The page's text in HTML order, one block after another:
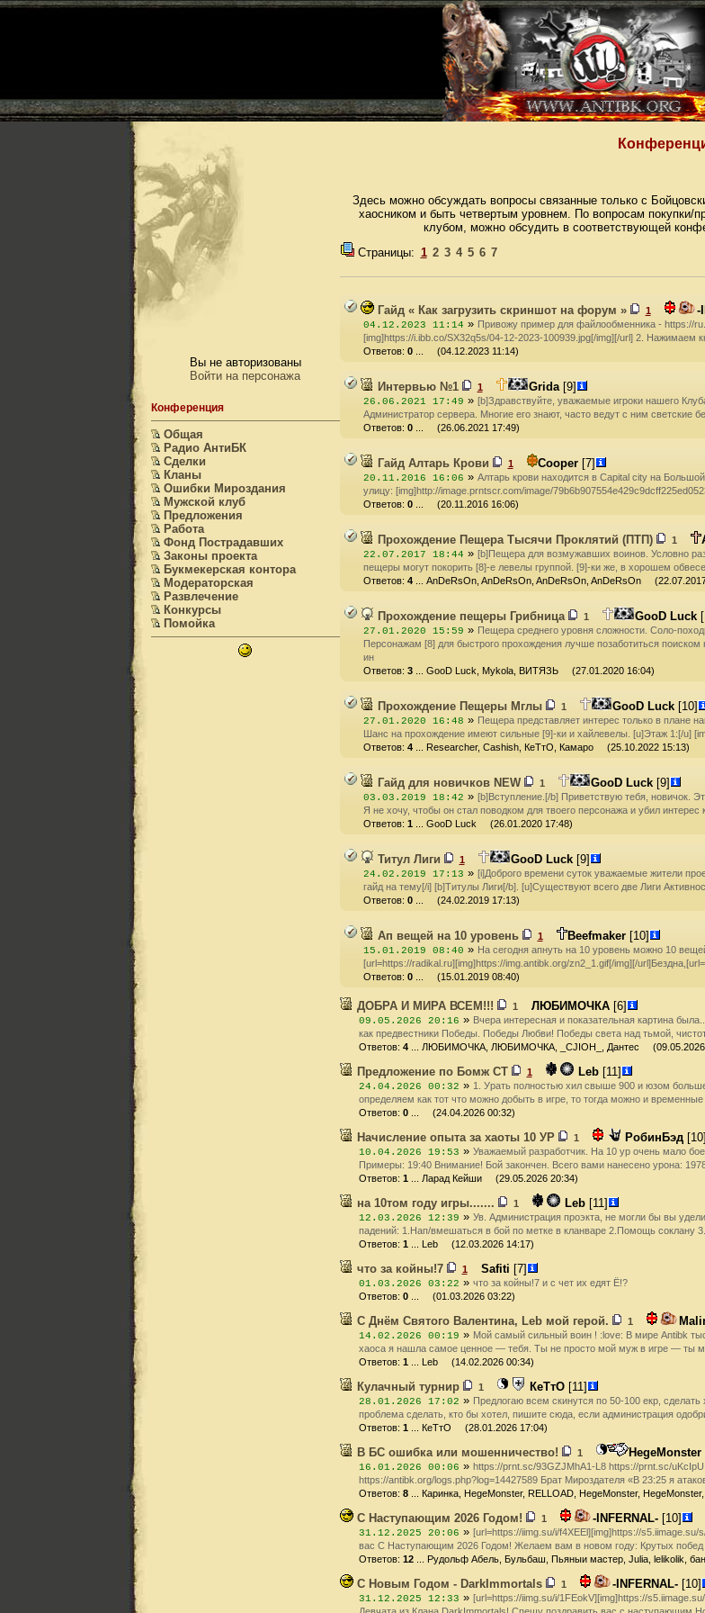
Вы не авторизованы
Войти на персонажа
Конференция
Общая
Радио АнтиБК
Сделки
Кланы
Ошибки Мироздания
Мужской клуб
Предложения
Работа
Фонд Пострадавших
Законы проекта
Букмекерская контора
Модераторская
Развлечение
Конкурсы
Помойка
Здесь можно обсуждать вопросы связанные только с
хаосником и быть четвертым уровнем. По вопросам
клубом, можно обсудить в соответствующей
Страницы: 1 2 3 4 5 6 7
Гайд « Как загрузить скриншот на форум » 1 -
04.12.2023 11:14 » Привожу пример для файлообменника - https://
[img]https://i.ibb.co/SX32q5s/04-12-2023-100939.jpg[/img][/url] 2. Нажимаем
Ответов: 0... (04.12.2023 11:14)
Интервью №1 1 Grida[9]
26.06.2021 17:49 » [b]Здравствуйте, уважаемые игроки нашего
Администратор сервера. Многие его знают, часто ведут с ним
Ответов: 0... (26.06.2021 17:49)
Гайд Алтарь Крови 1 Cooper[7]
20.11.2016 16:06 » Алтарь крови находится в Capital city на
улицу: [img]http://image.prntscr.com/image/
Ответов: 0... (20.11.2016 16:06)
Прохождение Пещера Тысячи Проклятий (ПТП) 1
22.07.2017 18:44 » [b]Пещера для возмужавших воинов. Условно
пещеры могут покорить [8]-е левелы группой. [9]-ки же, в хорошем
Ответов: 4... AnDeRsOn, AnDeRsOn, AnDeRsOn, AnDeRsOn
Прохождение пещеры Грибница 1 GooD Luck
27.01.2020 15:59 » Пещера среднего уровня сложности. Соло-
Персонажам [8] для быстрого прохождения лучше позаботиться
ин
Ответов: 3... GooD Luck, Mykola, ВИТЯЗЬ (27.01.2020 16:04)
Прохождение Пещеры Мглы 1 GooD Luck[10]
27.01.2020 16:48 » Пещера представляет интерес только в плане
Шанс на прохождение имеют сильные [9]-ки и хайлевелы. [u]Этаж 1:[/u]
Ответов: 4... Researcher, Cashish, КеТтО, Камаро (25.10.2022 15:13)
Гайд для новичков NEW 1 GooD Luck[9]
03.03.2019 18:42 » [b]Вступление.[/b] Приветствую тебя, новичок.
Я не хочу, чтобы он стал поводком для твоего персонажа и убил
Ответов: 1... GooD Luck (26.01.2020 17:48)
Титул Лиги 1 GooD Luck[9]
24.02.2019 17:13 » [i]Доброго времени суток уважаемые жители
гайд на тему[/i] [b]Титулы Лиги[/b]. [u]Существуют всего две Лиги
Ответов: 0... (24.02.2019 17:13)
Ап вещей на 10 уровень 1 Beefmaker[10]
15.01.2019 08:40 » На сегодня апнуть на 10 уровень можно 10
[url=https://radikal.ru][img]https://img.antibk.org/zn2_1.gif[/img][/
Ответов: 0... (15.01.2019 08:40)
ДОБРА И МИРА ВСЕМ!!! 1 ЛЮБИМОЧКА[6]
09.05.2026 20:16 » Вчера интересная и показательная картина
как предвестники Победы. Победы Любви! Победы света над тьмой,
Ответов: 4... ЛЮБИМОЧКА, ЛЮБИМОЧКА, _CJIOH_, Дантес (09.05.2026
Предложение по Бомж СТ 1 Leb[11]
24.04.2026 00:32 » 1. Урать полностью хил свыше 900 и юзом
определяем как тот что можно добыть в игре, то тогда можно и
Ответов: 0... (24.04.2026 00:32)
Начисление опыта за хаоты 10 УР 1 РобинБэд[10]
10.04.2026 19:53 » Уважаемый разработчик. На 10 ур очень мало
Примеры: 19:40 Внимание! Бой закончен. Всего вами нанесено урона:
Ответов: 1... Ларад Кейши (29.05.2026 20:34)
на 10том году игры....... 1 Leb[11]
12.03.2026 12:39 » Ув. Администрация проэкта, не могли бы вы
падений: 1.Нап/вмешаться в бой по метке в кланваре 2.Помощь соклану
Ответов: 1... Leb (12.03.2026 14:17)
что за койны!7 1 Safiti [7]
01.03.2026 03:22 » что за койны!7 и с чет их едят Ё!?
Ответов: 0... (01.03.2026 03:22)
С Днём Святого Валентина, Leb мой герой. 1
14.02.2026 00:19 » Мой самый сильный воин ! :love: В мире Antibk
хаоса я нашла самое ценное — тебя. Ты не просто мой муж в игре — ты
Ответов: 1... Leb (14.02.2026 00:34)
Кулачный турнир 1 КеТтО[11]
28.01.2026 17:02 » Предлогаю всем скинутся по 50-100 екр,
проблема сделать, кто бы хотел, пишите сюда, если администрация
Ответов: 1... КеТтО (28.01.2026 17:04)
В БС ошибка или мошенничество! 1 HegeMonster
16.01.2026 00:06 » https://prnt.sc/93GZJMhA1-L8 https://prnt.sc/
https://antibk.org/logs.php?log=14427589 Брат Мироздателя «В 23:25 я
Ответов: 8... Каринка, HegeMonster, RELLOAD, HegeMonster,
С Наступающим 2026 Годом! 1 -INFERNAL-[10]
31.12.2025 20:06 » [url=https://iimg.su/i/f4XEEl][img]https://
вас С Наступающим 2026 Годом! Желаем вам в новом году: Крутых
Ответов: 12... Рудольф Абель, Бульбаш, Пьяныи мастер, Julia, lelikolik,
С Новым Годом - DarkImmortals 1 -INFERNAL-[10]
31.12.2025 12:33 » [url=https://iimg.su/i/1FEokV][img]https://